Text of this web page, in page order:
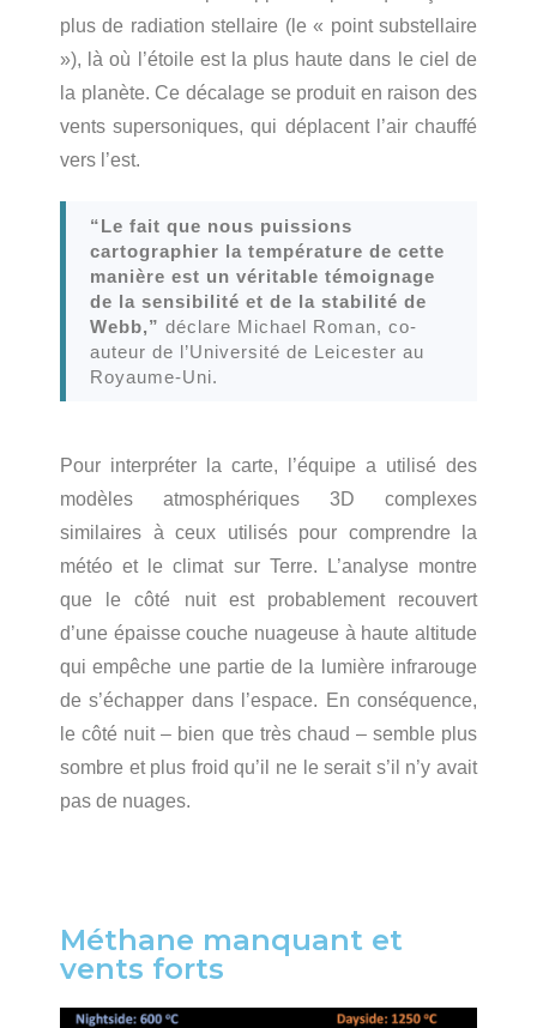
plus de radiation stellaire (le « point substellaire
»), là où l’étoile est la plus haute dans le ciel de
la planète. Ce décalage se produit en raison des
vents supersoniques, qui déplacent l’air chauffé
vers l’est.
“Le fait que nous puissions
cartographier la température de cette
manière est un véritable témoignage
de la sensibilité et de la stabilité de
Webb,” déclare Michael Roman, co-
auteur de l’Université de Leicester au
Royaume-Uni.
Pour interpréter la carte, l’équipe a utilisé des
modèles atmosphériques 3D complexes
similaires à ceux utilisés pour comprendre la
météo et le climat sur Terre. L’analyse montre
que le côté nuit est probablement recouvert
d’une épaisse couche nuageuse à haute altitude
qui empêche une partie de la lumière infrarouge
de s’échapper dans l’espace. En conséquence,
le côté nuit – bien que très chaud – semble plus
sombre et plus froid qu’il ne le serait s’il n’y avait
pas de nuages.
Méthane manquant et
vents forts